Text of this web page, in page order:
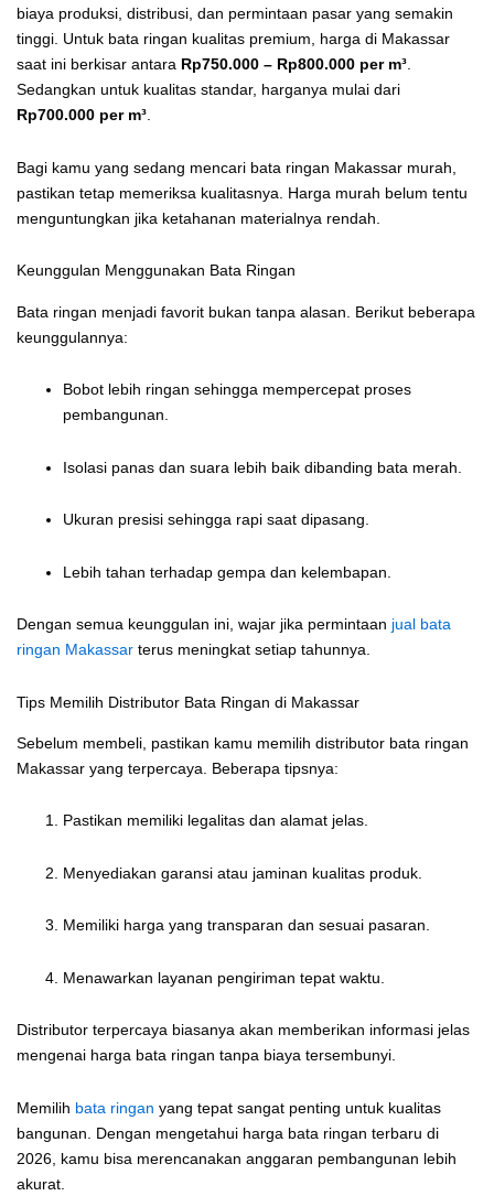
biaya produksi, distribusi, dan permintaan pasar yang semakin
tinggi. Untuk bata ringan kualitas premium, harga di Makassar
saat ini berkisar antara Rp750.000 – Rp800.000 per m³.
Sedangkan untuk kualitas standar, harganya mulai dari
Rp700.000 per m³.
Bagi kamu yang sedang mencari bata ringan Makassar murah,
pastikan tetap memeriksa kualitasnya. Harga murah belum tentu
menguntungkan jika ketahanan materialnya rendah.
Keunggulan Menggunakan Bata Ringan
Bata ringan menjadi favorit bukan tanpa alasan. Berikut beberapa
keunggulannya:
Bobot lebih ringan sehingga mempercepat proses
pembangunan.
Isolasi panas dan suara lebih baik dibanding bata merah.
Ukuran presisi sehingga rapi saat dipasang.
Lebih tahan terhadap gempa dan kelembapan.
Dengan semua keunggulan ini, wajar jika permintaan jual bata
ringan Makassar terus meningkat setiap tahunnya.
Tips Memilih Distributor Bata Ringan di Makassar
Sebelum membeli, pastikan kamu memilih distributor bata ringan
Makassar yang terpercaya. Beberapa tipsnya:
Pastikan memiliki legalitas dan alamat jelas.
Menyediakan garansi atau jaminan kualitas produk.
Memiliki harga yang transparan dan sesuai pasaran.
Menawarkan layanan pengiriman tepat waktu.
Distributor terpercaya biasanya akan memberikan informasi jelas
mengenai harga bata ringan tanpa biaya tersembunyi.
Memilih bata ringan yang tepat sangat penting untuk kualitas
bangunan. Dengan mengetahui harga bata ringan terbaru di
2026, kamu bisa merencanakan anggaran pembangunan lebih
akurat.